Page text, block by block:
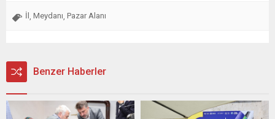
İl Meydanı Pazar Alanı
Benzer Haberler